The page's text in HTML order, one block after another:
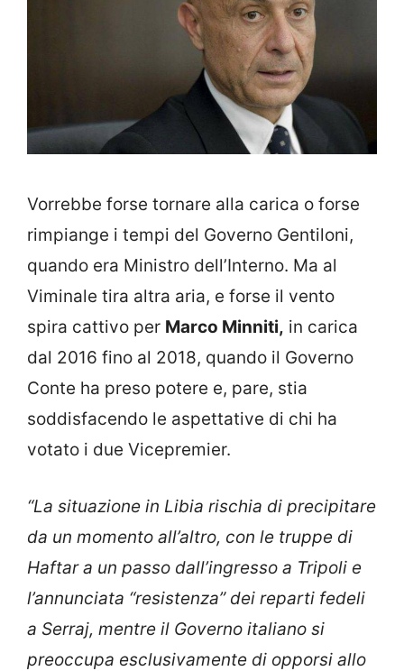
Vorrebbe forse tornare alla carica o forse
rimpiange i tempi del Governo Gentiloni,
quando era Ministro dell’Interno. Ma al
Viminale tira altra aria, e forse il vento
spira cattivo per Marco Minniti, in carica
dal 2016 fino al 2018, quando il Governo
Conte ha preso potere e, pare, stia
soddisfacendo le aspettative di chi ha
votato i due Vicepremier.
“La situazione in Libia rischia di precipitare
da un momento all’altro, con le truppe di
Haftar a un passo dall’ingresso a Tripoli e
l’annunciata “resistenza” dei reparti fedeli
a Serraj, mentre il Governo italiano si
preoccupa esclusivamente di opporsi allo